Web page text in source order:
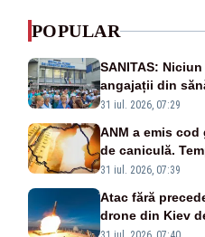
POPULAR
SANITAS:
angajații din
salarizării
31 iul. 2026, 07:29
ANM a emis
de caniculă.
de grade, iar
31 iul. 2026, 07:39
Atac fără
drone din Kiev
americană,